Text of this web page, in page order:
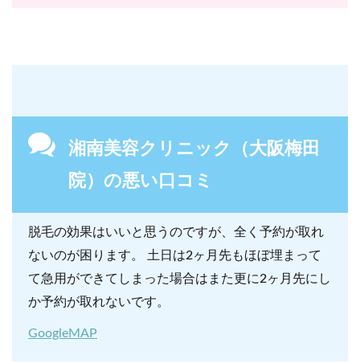
湘南美容クリニック（大阪梅田
院）の悪い口コミ
脱毛の効果はいいと思うのですが、全く予約が取れ
ないのが困ります。 土日は2ヶ月先もほぼ埋まって
て急用ができてしまった場合はまた更に2ヶ月先にし
か予約が取れないです。
GoogleMAP